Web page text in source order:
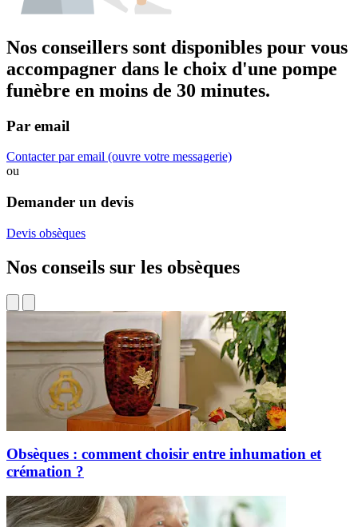
Nos conseillers sont disponibles pour vous
accompagner dans le choix d'une pompe
funèbre en moins de 30 minutes.
Par email
Contacter par email (ouvre votre messagerie)
ou
Demander un devis
Devis obsèques
Nos conseils sur les obsèques
Obsèques : comment choisir entre inhumation et
crémation ?